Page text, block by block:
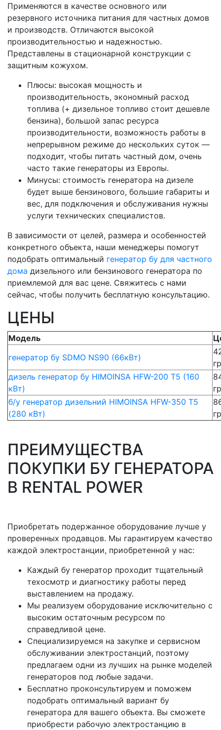
Применяются в качестве основного или
резервного источника питания для частных домов
и производств. Отличаются высокой
производительностью и надежностью.
Представлены в стационарной конструкции с
защитным кожухом.
Плюсы: высокая мощность и
производительность, экономный расход
топлива (+ дизельное топливо стоит дешевле
бензина), большой запас ресурса
производительности, возможность работы в
непрерывном режиме до нескольких суток —
подходит, чтобы питать частный дом, очень
часто такие генераторы из Европы.
Минусы: стоимость генератора на дизеле
будет выше бензинового, большие габариты и
вес, для подключения и обслуживания нужны
услуги технических специалистов.
В зависимости от целей, размера и особенностей
конкретного объекта, наши менеджеры помогут
подобрать оптимальный генератор бу для частного
дома дизельного или бензинового генератора по
приемлемой для вас цене. Свяжитесь с нами
сейчас, чтобы получить бесплатную консультацию.
ЦЕНЫ
Модель
генератор бу SDMO NS90 (66кВт)
дизель генератор бу HIMOINSA HFW-200 T5 (160
кВт)
б/у генератор дизельний HIMOINSA HFW-350 T5
(280 кВт)
ПРЕИМУЩЕСТВА
ПОКУПКИ БУ ГЕНЕРАТОРА
В RENTAL POWER
Приобретать подержанное оборудование лучше у
проверенных продавцов. Мы гарантируем качество
каждой электростанции, приобретенной у нас:
Каждый бу генератор проходит тщательный
техосмотр и диагностику работы перед
выставлением на продажу.
Мы реализуем оборудование исключительно с
высоким остаточным ресурсом по
справедливой цене.
Специализируемся на закупке и сервисном
обслуживании электростанций, поэтому
предлагаем одни из лучших на рынке моделей
генераторов под любые задачи.
Бесплатно проконсультируем и поможем
подобрать оптимальный вариант бу
генератора для вашего объекта. Вы сможете
приобрести рабочую электростанцию в